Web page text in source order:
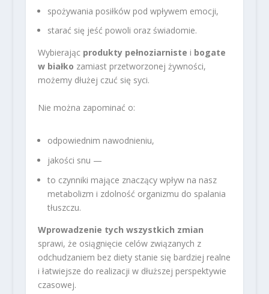
spożywania posiłków pod wpływem emocji,
starać się jeść powoli oraz świadomie.
Wybierając produkty pełnoziarniste i bogate
w białko zamiast przetworzonej żywności,
możemy dłużej czuć się syci.
Nie można zapominać o:
odpowiednim nawodnieniu,
jakości snu —
to czynniki mające znaczący wpływ na nasz
metabolizm i zdolność organizmu do spalania
tłuszczu.
Wprowadzenie tych wszystkich zmian
sprawi, że osiągnięcie celów związanych z
odchudzaniem bez diety stanie się bardziej realne
i łatwiejsze do realizacji w dłuższej perspektywie
czasowej.